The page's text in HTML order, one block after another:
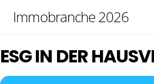
Immobranche 2026
ESG IN DER